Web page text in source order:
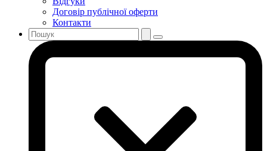
Договір публічної оферти
Контакти